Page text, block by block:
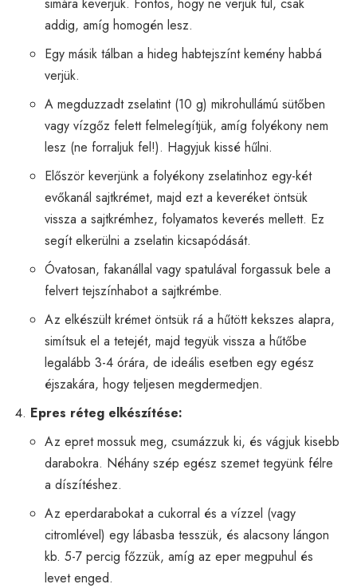
addig, amíg homogén lesz.
Egy másik tálban a hideg habtejszínt kemény habbá
verjük.
A megduzzadt zselatint (10 g) mikrohullámú sütőben
vagy vízgőz felett felmelegítjük, amíg folyékony nem
lesz (ne forraljuk fel!). Hagyjuk kissé hűlni.
Először keverjünk a folyékony zselatinhoz egy-két
evőkanál sajtkrémet, majd ezt a keveréket öntsük
vissza a sajtkrémhez, folyamatos keverés mellett. Ez
segít elkerülni a zselatin kicsapódását.
Óvatosan, fakanállal vagy spatulával forgassuk bele a
felvert tejszínhabot a sajtkrémbe.
Az elkészült krémet öntsük rá a hűtött kekszes alapra,
simítsuk el a tetejét, majd tegyük vissza a hűtőbe
legalább 3-4 órára, de ideális esetben egy egész
éjszakára, hogy teljesen megdermedjen.
Epres réteg elkészítése:
Az epret mossuk meg, csumázzuk ki, és vágjuk kisebb
darabokra. Néhány szép egész szemet tegyünk félre
a díszítéshez.
Az eperdarabokat a cukorral és a vízzel (vagy
citromlével) egy lábasba tesszük, és alacsony lángon
kb. 5-7 percig főzzük, amíg az eper megpuhul és
levet enged.